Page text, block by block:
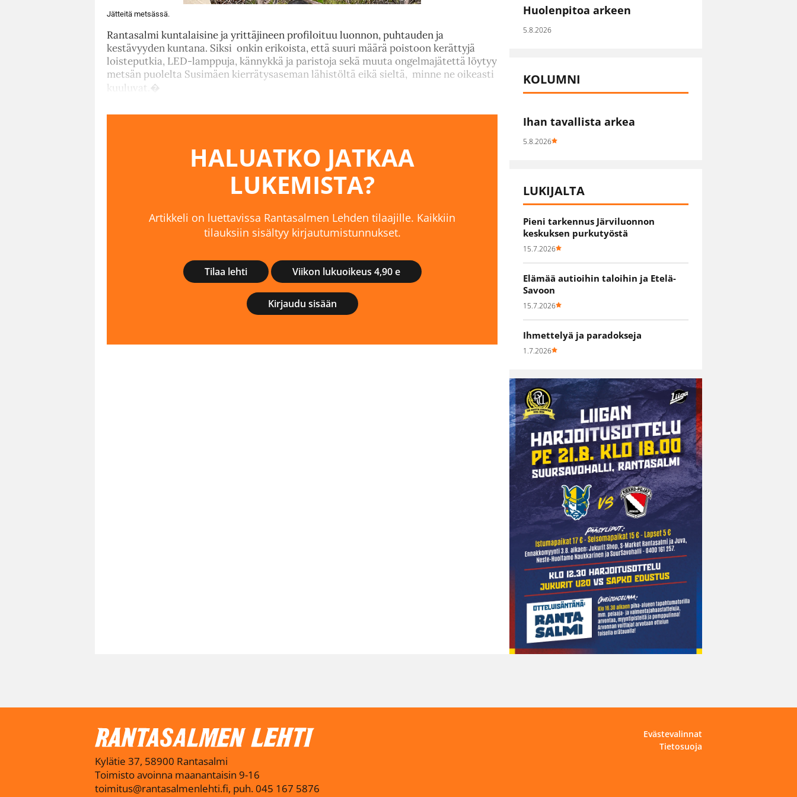
Jätteitä metsässä.
Rantasalmi kuntalaisine ja yrittäjineen profiloituu luonnon, puhtauden ja
kestävyyden kuntana. Siksi onkin erikoista, että suuri määrä poistoon kerättyjä
loisteputkia, LED-lamppuja, kännykkä ja paristoja sekä muuta ongelmajätettä löytyy
metsän puolelta Susimäen kierrätysaseman lähistöltä eikä sieltä, minne ne oikeasti
kuuluvat.�
HALUATKO JATKAA
LUKEMISTA?
Artikkeli on luettavissa Rantasalmen Lehden tilaajille. Kaikkiin
tilauksiin sisältyy kirjautumistunnukset.
Tilaa lehti Viikon lukuoikeus 4,90 e
Kirjaudu sisään
Huolenpitoa arkeen
5.8.2026
KOLUMNI
Ihan tavallista arkea
5.8.2026
LUKIJALTA
Pieni tarkennus Järviluonnon
keskuksen purkutyöstä
15.7.2026
Elämää autioihin taloihin ja Etelä-
Savoon
15.7.2026
Ihmettelyä ja paradokseja
1.7.2026
Kylätie 37, 58900 Rantasalmi
Toimisto avoinna maanantaisin 9-16
toimitus@rantasalmenlehti.fi, puh. 045 167 5876
Evästevalinnat
Tietosuoja